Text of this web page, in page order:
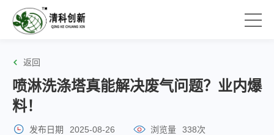
返回
喷淋洗涤塔真能解决废气问题？业内爆
料！
发布日期 2025-08-26 浏览量 338次